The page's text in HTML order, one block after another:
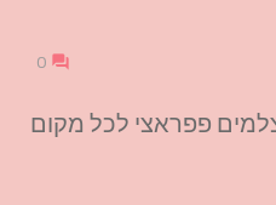
0
פפראצי לכל מקום